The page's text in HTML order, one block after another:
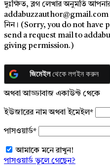
দুঃক্ষিত, ব্লগ লেখার অনুমতি
addabuzzauthor@gmail.com
নিন। (Sorry, you do not have
send a request mail to
giving permission.)
জিমেইলথেকে লগইন করুন
অথবা আড্ডাবাজ একাউন্ট থেকে
ইউজারের নাম অথবা ইমেইল*
পাসওয়ার্ড*
আমাকে মনে রাখুন!
পাসওয়ার্ড ভুলে গেছেন?